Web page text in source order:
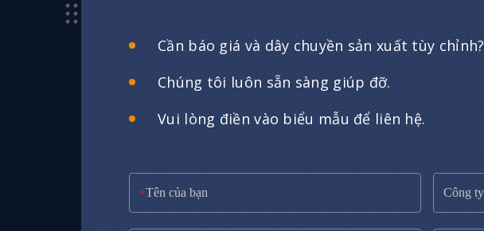
Cần báo giá và dây chuyền sản xuất tùy chỉnh?
Chúng tôi luôn sẵn sàng giúp đỡ.
Vui lòng điền vào biểu mẫu để liên hệ.
*